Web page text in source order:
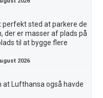
perfekt sted at parkere de
der er masser af plads på
til at bygge flere
2026
at Lufthansa også havde